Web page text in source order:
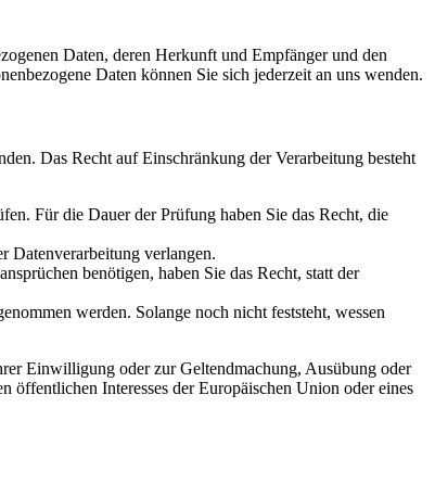
Daten, deren Herkunft und Empfänger und den
Daten können Sie sich jederzeit an uns wenden.
Das Recht auf Einschränkung der Verarbeitung besteht
Für die Dauer der Prüfung haben Sie das Recht, die
Datenverarbeitung verlangen.
benötigen, haben Sie das Recht, statt der
werden. Solange noch nicht feststeht, wessen
Einwilligung oder zur Geltendmachung, Ausübung oder
öffentlichen Interesses der Europäischen Union oder eines